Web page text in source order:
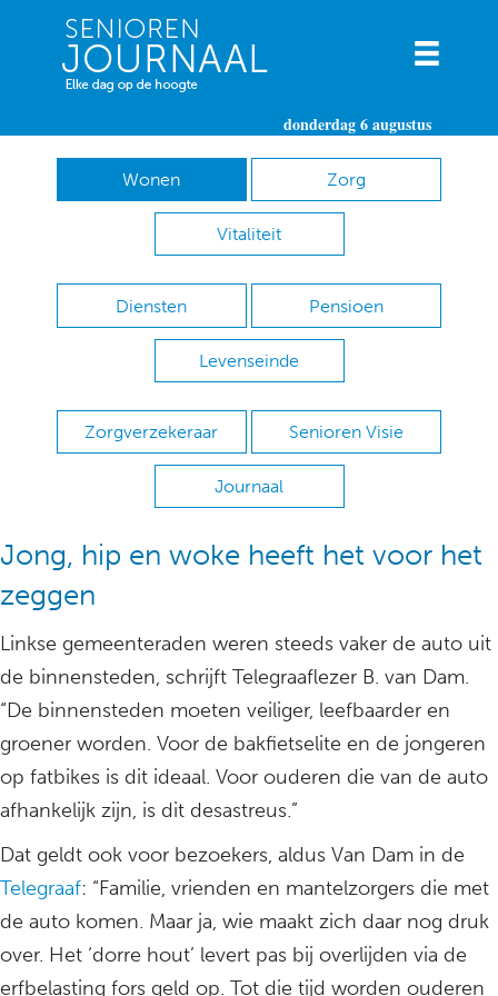
donderdag 6 augustus
Wonen Zorg
Vitaliteit
Diensten Pensioen
Levenseinde
Zorgverzekeraar Senioren Visie
Journaal
Jong, hip en woke heeft het voor het
zeggen
Linkse gemeenteraden weren steeds vaker de auto uit
de binnensteden, schrijft Telegraaflezer B. van Dam.
“De binnensteden moeten veiliger, leefbaarder en
groener worden. Voor de bakfietselite en de jongeren
op fatbikes is dit ideaal. Voor ouderen die van de auto
afhankelijk zijn, is dit desastreus.”
Dat geldt ook voor bezoekers, aldus Van Dam in de
Telegraaf: “Familie, vrienden en mantelzorgers die met
de auto komen. Maar ja, wie maakt zich daar nog druk
over. Het ‘dorre hout’ levert pas bij overlijden via de
erfbelasting fors geld op. Tot die tijd worden ouderen